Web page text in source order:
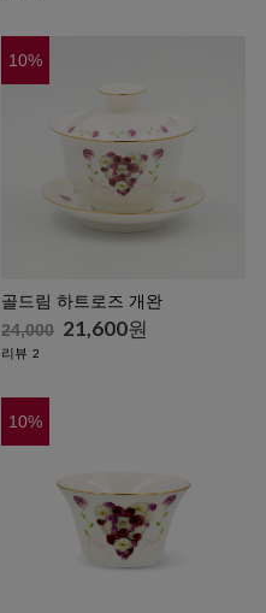
10%
골드림 하트로즈 개완
24,000 21,600원
리뷰 2
10%